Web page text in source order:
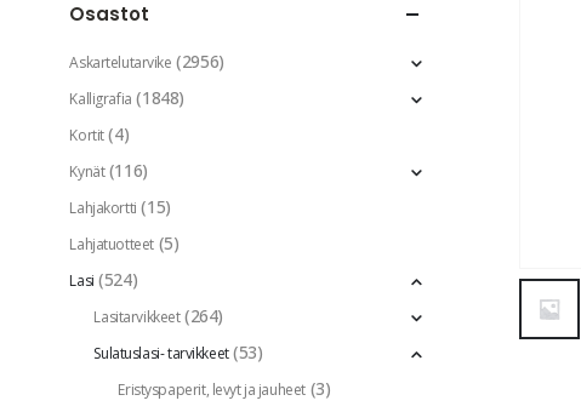
Osastot
Askartelutarvike (2956)
Kalligrafia (1848)
Kortit (4)
Kynät (116)
Lahjakortti (15)
Lahjatuotteet (5)
Lasi (524)
Lasitarvikkeet (264)
Sulatuslasi- tarvikkeet (53)
Eristyspaperit, levyt ja jauheet (3)